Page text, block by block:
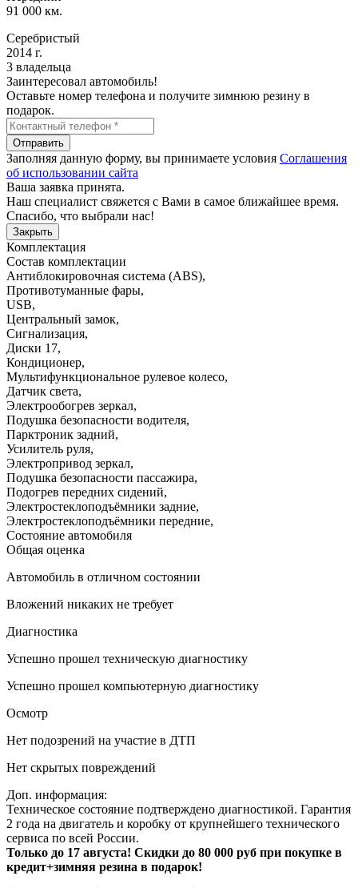
91 000 км.
Серебристый
2014 г.
3 владельца
Заинтересовал автомобиль!
Оставьте номер телефона и получите зимнюю резину в
подарок.
Отправить
Заполняя данную форму, вы принимаете условия Соглашения
об использовании сайта
Ваша заявка принята.
Наш специалист свяжется с Вами в самое ближайшее время.
Спасибо, что выбрали нас!
Закрыть
Комплектация
Состав комплектации
Антиблокировочная система (ABS),
Противотуманные фары,
USB,
Центральный замок,
Сигнализация,
Диски 17,
Кондиционер,
Мультифункциональное рулевое колесо,
Датчик света,
Электрообогрев зеркал,
Подушка безопасности водителя,
Парктроник задний,
Усилитель руля,
Электропривод зеркал,
Подушка безопасности пассажира,
Подогрев передних сидений,
Электростеклоподъёмники задние,
Электростеклоподъёмники передние,
Состояние автомобиля
Общая оценка
Автомобиль в отличном состоянии
Вложений никаких не требует
Диагностика
Успешно прошел техническую диагностику
Успешно прошел компьютерную диагностику
Осмотр
Нет подозрений на участие в ДТП
Нет скрытых повреждений
Доп. информация:
Техническое состояние подтверждено диагностикой. Гарантия
2 года на двигатель и коробку от крупнейшего технического
сервиса по всей России.
Только до 17 августа! Скидки до 80 000 руб при покупке в
кредит+зимняя резина в подарок!